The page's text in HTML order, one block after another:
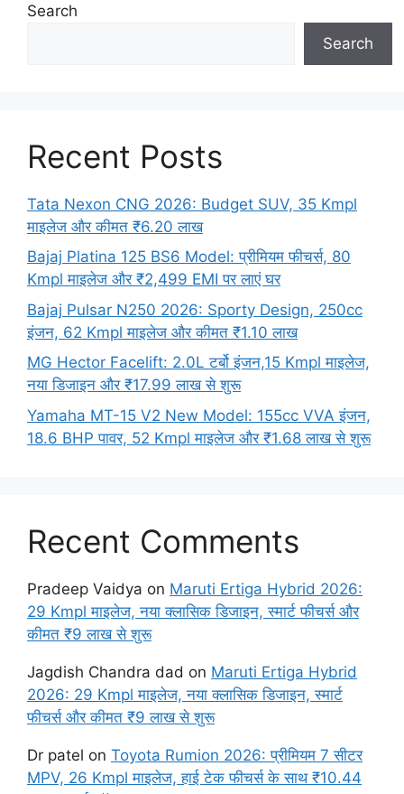
Search
Search
Recent Posts
Tata Nexon CNG 2026: Budget SUV, 35 Kmpl
माइलेज और कीमत ₹6.20 लाख
Bajaj Platina 125 BS6 Model: प्रीमियम फीचर्स, 80
Kmpl माइलेज और ₹2,499 EMI पर लाएं घर
Bajaj Pulsar N250 2026: Sporty Design, 250cc
इंजन, 62 Kmpl माइलेज और कीमत ₹1.10 लाख
MG Hector Facelift: 2.0L टर्बो इंजन,15 Kmpl माइलेज,
नया डिजाइन और ₹17.99 लाख से शुरू
Yamaha MT-15 V2 New Model: 155cc VVA इंजन,
18.6 BHP पावर, 52 Kmpl माइलेज और ₹1.68 लाख से शुरू
Recent Comments
Pradeep Vaidya on Maruti Ertiga Hybrid 2026:
29 Kmpl माइलेज, नया क्लासिक डिजाइन, स्मार्ट फीचर्स और
कीमत ₹9 लाख से शुरू
Jagdish Chandra dad on Maruti Ertiga Hybrid
2026: 29 Kmpl माइलेज, नया क्लासिक डिजाइन, स्मार्ट
फीचर्स और कीमत ₹9 लाख से शुरू
Dr patel on Toyota Rumion 2026: प्रीमियम 7 सीटर
MPV, 26 Kmpl माइलेज, हाई टेक फीचर्स के साथ ₹10.44